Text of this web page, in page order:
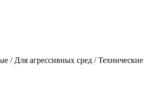
/ Для агрессивных сред / Технические